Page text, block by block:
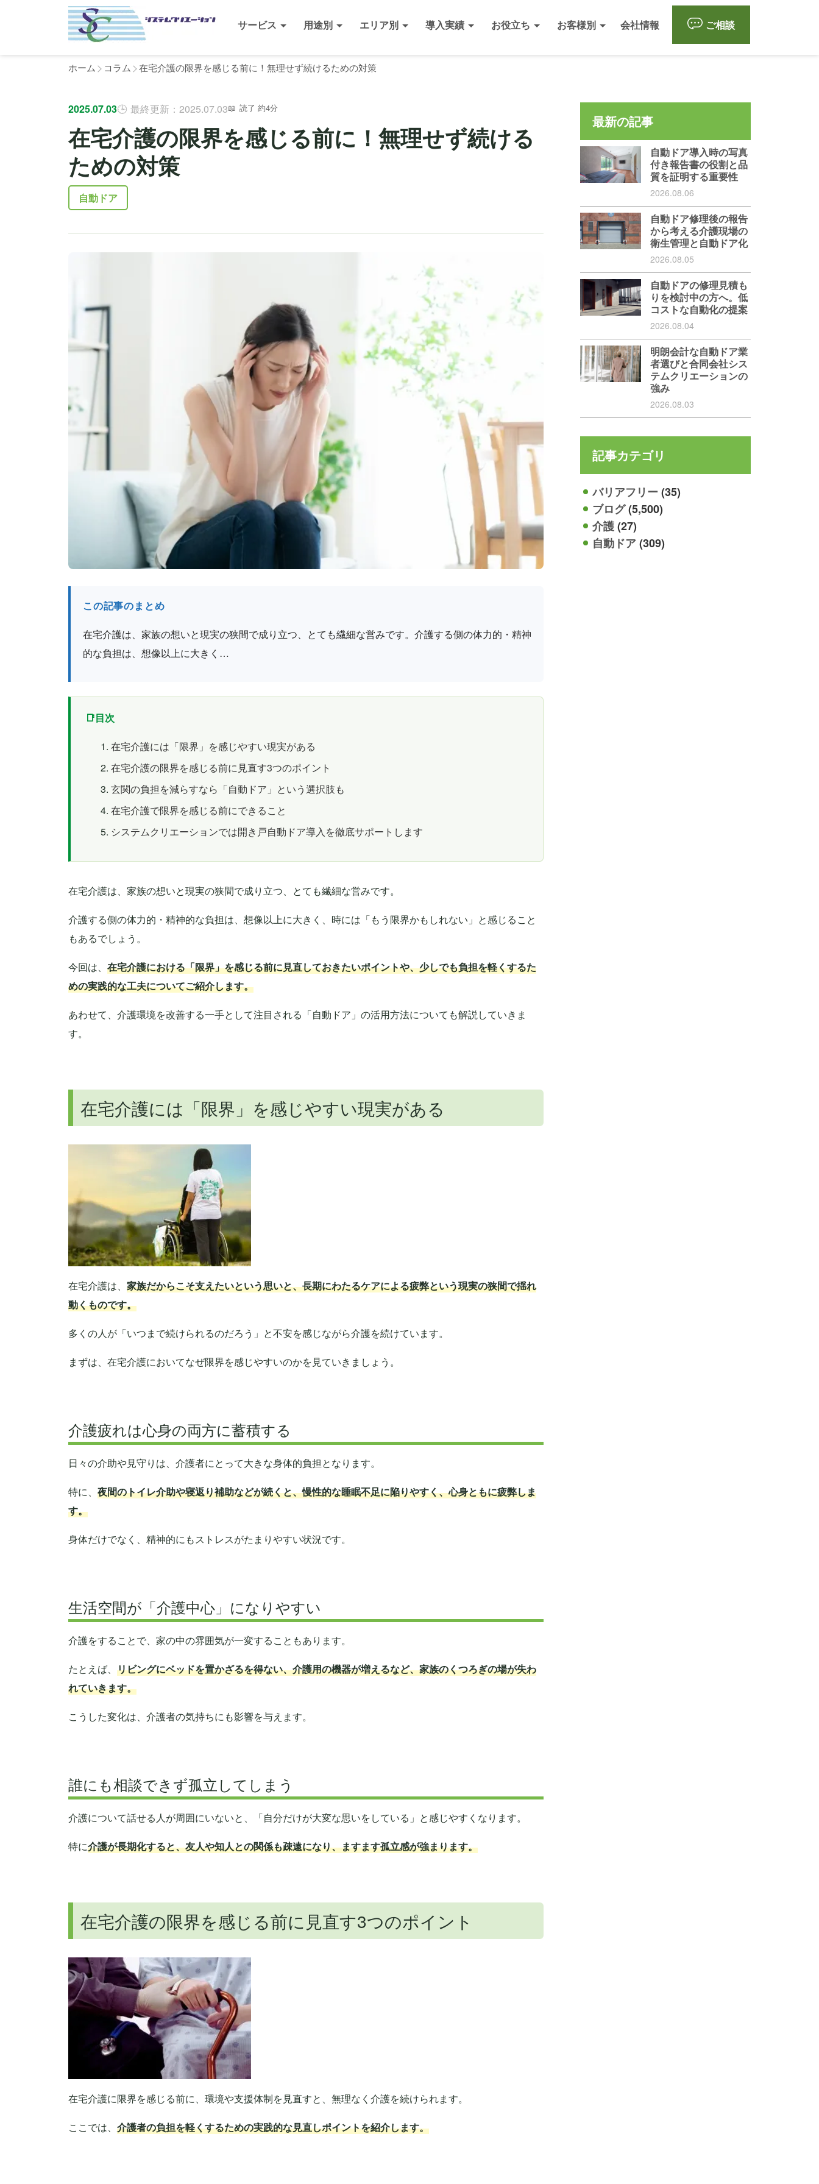
サービス 用途別 エリア別 導入実績 お役立ち お客様別 会社情報 ご相談
ホーム コラム 在宅介護の限界を感じる前に！無理せず続けるための対策
2025.07.03 最終更新：2025.07.03 読了 約4分
在宅介護の限界を感じる前に！無理せず続ける
ための対策
自動ドア
この記事のまとめ
在宅介護は、家族の想いと現実の狭間で成り立つ、とても繊細な営みです。介護する側の体力的・精神
的な負担は、想像以上に大きく…
目次
在宅介護には「限界」を感じやすい現実がある
在宅介護の限界を感じる前に見直す3つのポイント
玄関の負担を減らすなら「自動ドア」という選択肢も
在宅介護で限界を感じる前にできること
システムクリエーションでは開き戸自動ドア導入を徹底サポートします
在宅介護は、家族の想いと現実の狭間で成り立つ、とても繊細な営みです。
介護する側の体力的・精神的な負担は、想像以上に大きく、時には「もう限界かもしれない」と感じること
もあるでしょう。
今回は、 在宅介護における「限界」を感じる前に見直しておきたいポイントや、少しでも負担を軽くするた
めの実践的な工夫についてご紹介します。
あわせて、介護環境を改善する一手として注目される「自動ドア」の活用方法についても解説していきま
す。
在宅介護には「限界」を感じやすい現実がある
在宅介護は、 家族だからこそ支えたいという思いと、長期にわたるケアによる疲弊という現実の狭間で揺れ
動くものです。
多くの人が「いつまで続けられるのだろう」と不安を感じながら介護を続けています。
まずは、在宅介護においてなぜ限界を感じやすいのかを見ていきましょう。
介護疲れは心身の両方に蓄積する
日々の介助や見守りは、介護者にとって大きな身体的負担となります。
特に、 夜間のトイレ介助や寝返り補助などが続くと、慢性的な睡眠不足に陥りやすく、心身ともに疲弊しま
す。
身体だけでなく、精神的にもストレスがたまりやすい状況です。
生活空間が「介護中心」になりやすい
介護をすることで、家の中の雰囲気が一変することもあります。
たとえば、 リビングにベッドを置かざるを得ない、介護用の機器が増えるなど、家族のくつろぎの場が失わ
れていきます。
こうした変化は、介護者の気持ちにも影響を与えます。
誰にも相談できず孤立してしまう
介護について話せる人が周囲にいないと、「自分だけが大変な思いをしている」と感じやすくなります。
特に介護が長期化すると、友人や知人との関係も疎遠になり、ますます孤立感が強まります。
在宅介護の限界を感じる前に見直す3つのポイント
在宅介護に限界を感じる前に、環境や支援体制を見直すと、無理なく介護を続けられます。
ここでは、 介護者の負担を軽くするための実践的な見直しポイントを紹介します。
最新の記事
自動ドア導入時の写真
付き報告書の役割と品
質を証明する重要性
2026.08.06
自動ドア修理後の報告
から考える介護現場の
衛生管理と自動ドア化
2026.08.05
自動ドアの修理見積も
りを検討中の方へ。低
コストな自動化の提案
2026.08.04
明朗会計な自動ドア業
者選びと合同会社シス
テムクリエーションの
強み
2026.08.03
記事カテゴリ
バリアフリー(35)
ブログ(5,500)
介護(27)
自動ドア(309)